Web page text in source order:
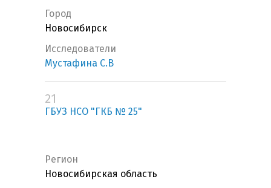
Город
Новосибирск
Исследователи
Мустафина С.В
21
ГБУЗ НСО "ГКБ № 25"
Регион
Новосибирская область